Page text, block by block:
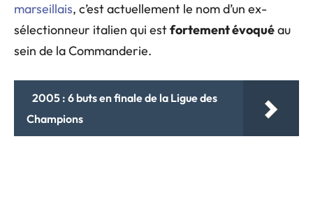
marseillais, c’est actuellement le nom d’un ex-
sélectionneur italien qui estfortement évoquéau
sein de la Commanderie.
2005 : 6 buts en finale de la Ligue des
Champions